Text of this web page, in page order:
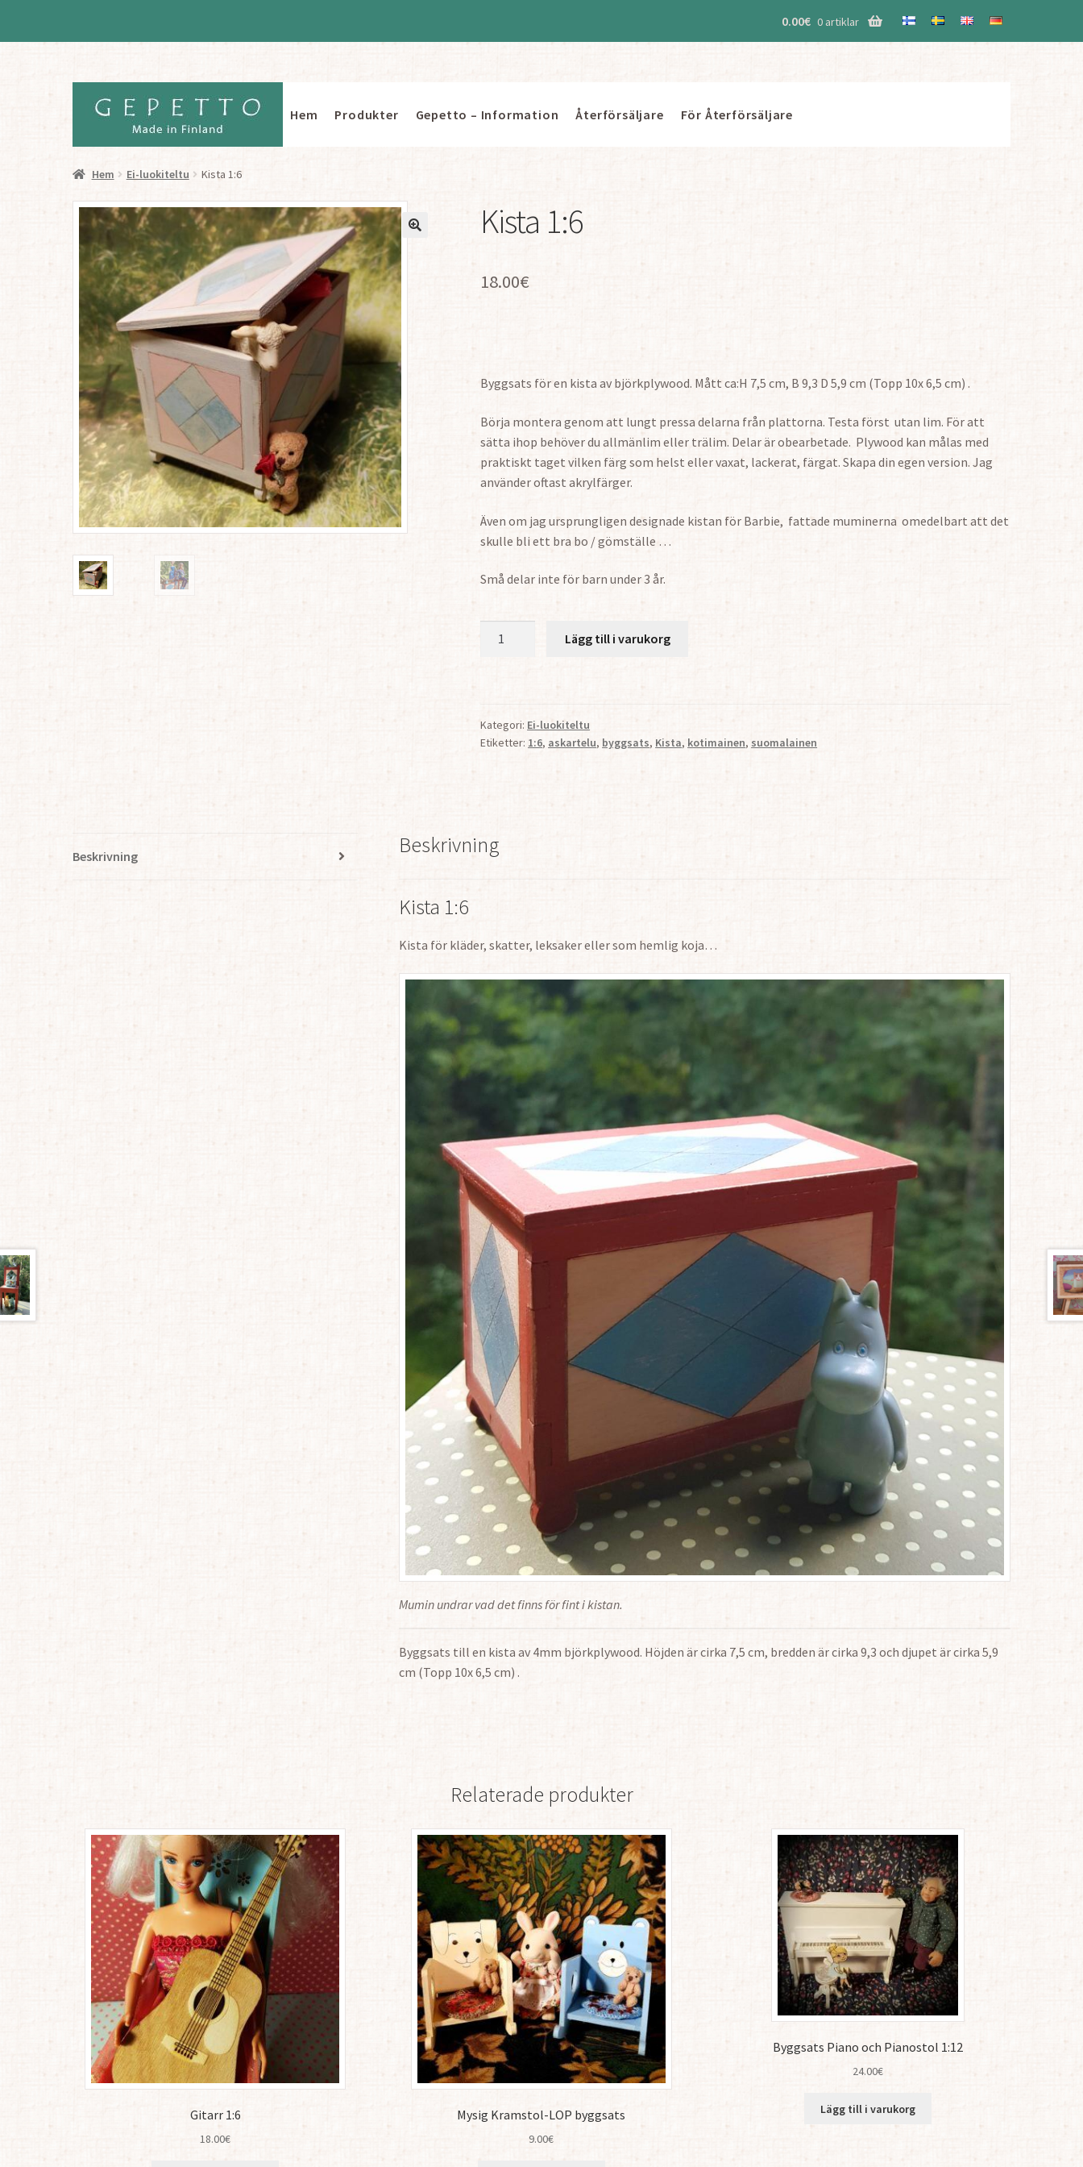
0.00€ 0 artiklar
Hoppa
till
Hoppa
till
Hem Produkter Gepetto – Information Återförsäljare För Återförsäljare
Hem Ei-luokiteltu Kista 1:6
Kista 1:6
18.00€
Byggsats för en kista av björkplywood. Mått ca:H 7,5 cm, B 9,3 D 5,9 cm (Topp 10x 6,5 cm) .
Börja montera genom att lungt pressa delarna från plattorna. Testa först utan lim. För att
sätta ihop behöver du allmänlim eller trälim. Delar är obearbetade. Plywood kan målas med
praktiskt taget vilken färg som helst eller vaxat, lackerat, färgat. Skapa din egen version. Jag
använder oftast akrylfärger.
Även om jag ursprungligen designade kistan för Barbie, fattade muminerna omedelbart att det
skulle bli ett bra bo / gömställe …
Små delar inte för barn under 3 år.
Lägg till i varukorg
Kategori: Ei-luokiteltu
Etiketter: 1:6, askartelu, byggsats, Kista, kotimainen, suomalainen
Beskrivning Beskrivning
Kista 1:6
Kista för kläder, skatter, leksaker eller som hemlig koja…
Mumin undrar vad det finns för fint i kistan.
Byggsats till en kista av 4mm björkplywood. Höjden är cirka 7,5 cm, bredden är cirka 9,3 och djupet är cirka 5,9
cm (Topp 10x 6,5 cm) .
Relaterade produkter
Gitarr 1:6
18.00€
Mysig Kramstol-LOP byggsats
9.00€
Byggsats Piano och Pianostol 1:12
24.00€
Lägg till i varukorg